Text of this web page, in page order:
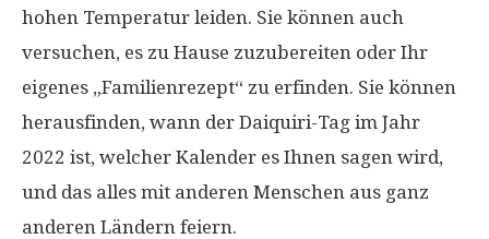
hohen Temperatur leiden. Sie können auch
versuchen, es zu Hause zuzubereiten oder Ihr
eigenes „Familienrezept“ zu erfinden. Sie können
herausfinden, wann der Daiquiri-Tag im Jahr
2022 ist, welcher Kalender es Ihnen sagen wird,
und das alles mit anderen Menschen aus ganz
anderen Ländern feiern.